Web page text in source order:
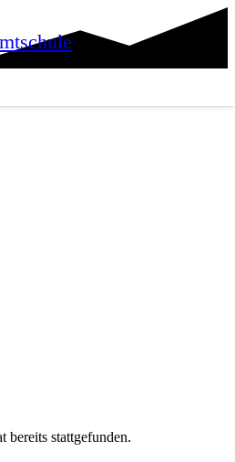
bereits stattgefunden.